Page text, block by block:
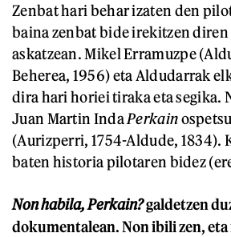
Zenbat hari behar izaten den
baina zenbat bide irekitzen
askatzean. Mikel Erramuzpe
Beherea, 1956) eta Aldudarrak
dira hari horiei tiraka eta segika.
Juan Martin IndaPerkain
(Aurizperri, 1754-Aldude, 1834).
baten historia pilotaren bidez
Non habila, Perkain?galdetzen
dokumentalean. Non ibili zen, eta